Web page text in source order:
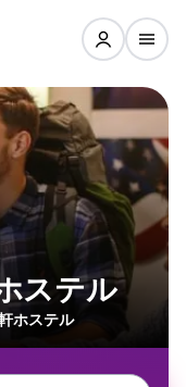
ステル
ホステル